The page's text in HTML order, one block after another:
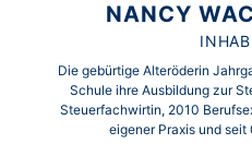
NANCY
Die gebürtige Alteröderin
Schule ihre Ausbildung zur
Steuerfachwirtin, 2010
eigener Praxis und